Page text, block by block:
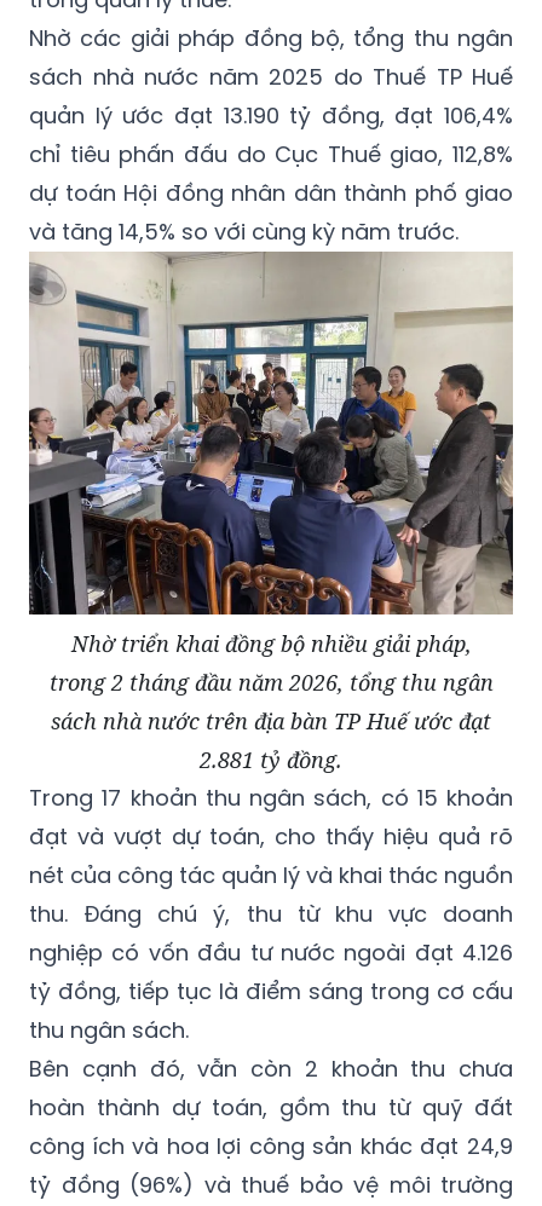
Nhờ các giải pháp đồng bộ, tổng thu ngân
sách nhà nước năm 2025 do Thuế TP Huế
quản lý ước đạt 13.190 tỷ đồng, đạt 106,4%
chỉ tiêu phấn đấu do Cục Thuế giao, 112,8%
dự toán Hội đồng nhân dân thành phố giao
và tăng 14,5% so với cùng kỳ năm trước.
Nhờ triển khai đồng bộ nhiều giải pháp,
trong 2 tháng đầu năm 2026, tổng thu ngân
sách nhà nước trên địa bàn TP Huế ước đạt
2.881 tỷ đồng.
Trong 17 khoản thu ngân sách, có 15 khoản
đạt và vượt dự toán, cho thấy hiệu quả rõ
nét của công tác quản lý và khai thác nguồn
thu. Đáng chú ý, thu từ khu vực doanh
nghiệp có vốn đầu tư nước ngoài đạt 4.126
tỷ đồng, tiếp tục là điểm sáng trong cơ cấu
thu ngân sách.
Bên cạnh đó, vẫn còn 2 khoản thu chưa
hoàn thành dự toán, gồm thu từ quỹ đất
công ích và hoa lợi công sản khác đạt 24,9
tỷ đồng (96%) và thuế bảo vệ môi trường